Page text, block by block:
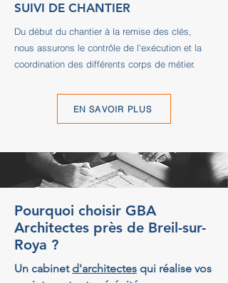
SUIVI DE CHANTIER
Du début du chantier à la remise des clés,
nous assurons le contrôle de l'exécution et la
coordination des différents corps de métier.
EN SAVOIR PLUS
Pourquoi choisir GBA
Architectes près de Breil-sur-
Roya ?
Un cabinet d'architectes qui réalise vos